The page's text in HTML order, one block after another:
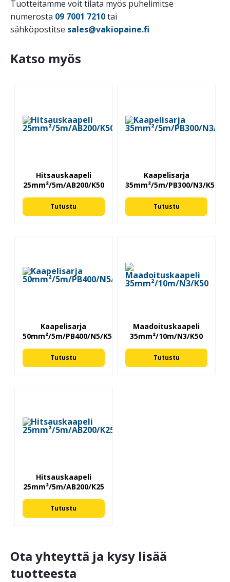
Tuotteitamme voit tilata myös puhelimitse
numerosta 09 7001 7210tai
sähköpostitse sales@vakiopaine.fi
Katso myös
Hitsauskaapeli
25mm²/5m/AB200/K50
Tutustu
Kaapelisarja
35mm²/5m/PB300/N3/K50
Tutustu
Kaapelisarja
50mm²/5m/PB400/N5/K50
Tutustu
Maadoituskaapeli
35mm²/10m/N3/K50
Tutustu
Hitsauskaapeli
25mm²/5m/AB200/K25
Tutustu
Ota yhteyttä ja kysy lisää
tuotteesta